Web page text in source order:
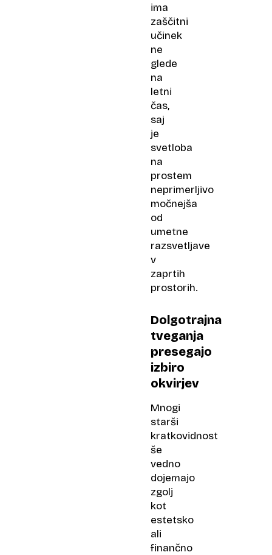
ima
zaščitni
učinek
ne
glede
na
letni
čas,
saj
je
svetloba
na
prostem
neprimerljivo
močnejša
od
umetne
razsvetljave
v
zaprtih
prostorih.
Dolgotrajna
tveganja
presegajo
izbiro
okvirjev
Mnogi
starši
kratkovidnost
še
vedno
dojemajo
zgolj
kot
estetsko
ali
finančno